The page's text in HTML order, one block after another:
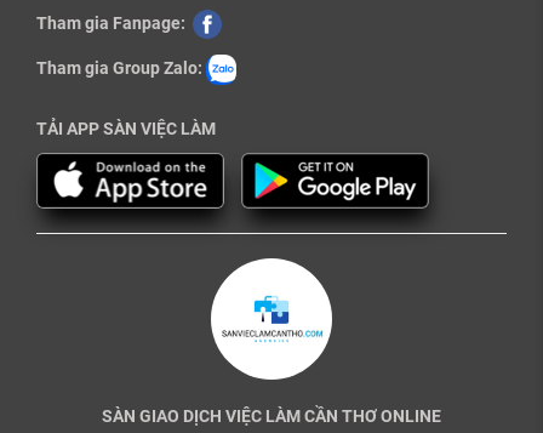
Tham gia Fanpage:
Tham gia Group Zalo:
TẢI APP SÀN VIỆC LÀM
SÀN GIAO DỊCH VIỆC LÀM CẦN THƠ ONLINE